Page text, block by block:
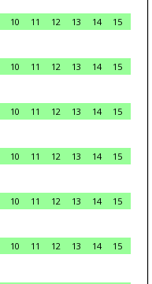
10 11 12 13 14
15
10 11 12 13 14
15
10 11 12 13 14
15
10 11 12 13 14
15
10 11 12 13 14
15
10 11 12 13 14
15